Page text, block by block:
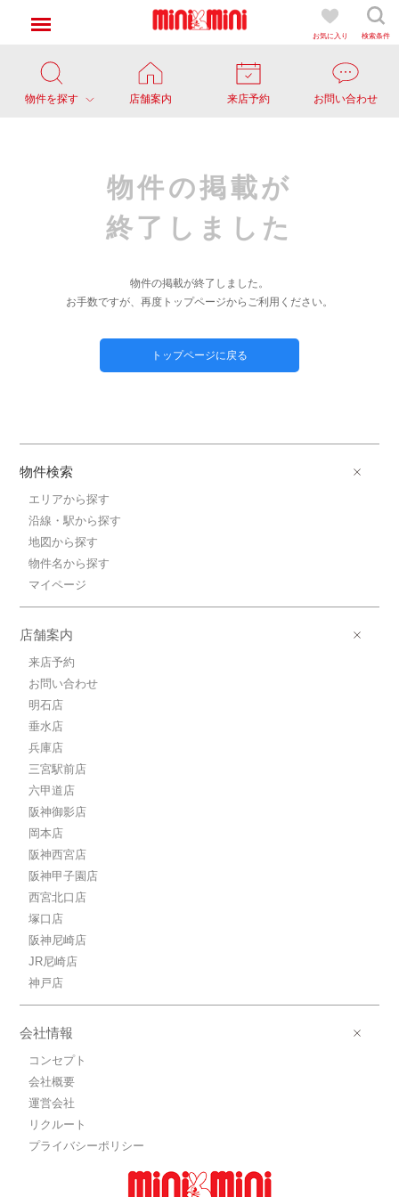
お気に入り 検索条件
物件を探す 店舗案内 来店予約 お問い合わせ
物件の掲載が
終了しました
物件の掲載が終了しました。
お手数ですが、再度トップページからご利用ください。
トップページに戻る
物件検索
エリアから探す
沿線・駅から探す
地図から探す
物件名から探す
マイページ
店舗案内
来店予約
お問い合わせ
明石店
垂水店
兵庫店
三宮駅前店
六甲道店
阪神御影店
岡本店
阪神西宮店
阪神甲子園店
西宮北口店
塚口店
阪神尼崎店
JR尼崎店
神戸店
会社情報
コンセプト
会社概要
運営会社
リクルート
プライバシーポリシー